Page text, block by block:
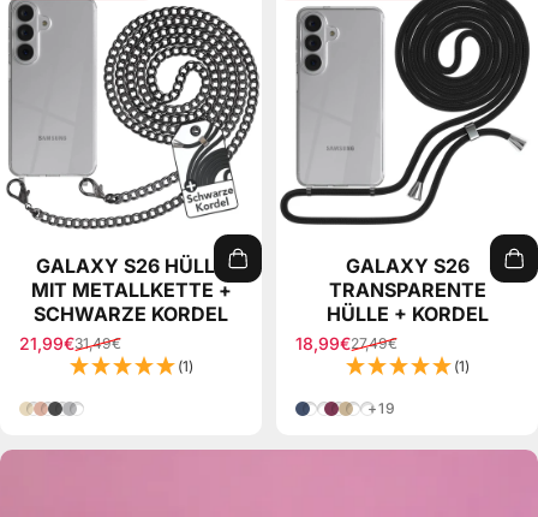
GALAXY S26 HÜLLE
MIT METALLKETTE +
SCHWARZE KORDEL
Verkaufspreis
21,99€
Normaler Preis
31,49€
(1)
Gold
Rose-Gold
GrauSilber
GALAXY S26
TRANSPARENTE
HÜLLE + KORDEL
Verkaufspreis
18,99€
Normaler Preis
27,49€
(1)
Blau
Regenbogen Grün/Gelb
Rot Camouflage
Taupe Clips Schwarz
Weiß/Silber
+19